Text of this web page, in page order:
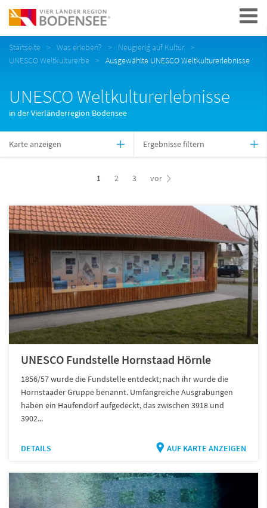
Navigation
Startseite Was erleben?
Neugierig auf Kultur
UNESCO Weltkulturerbe
Ausgewählte UNESCO Weltkulturerlebnisse
UNESCO Weltkulturerlebnisse
in der Vierländerregion Bodensee
Karte anzeigen Ergebnisse filtern
1 2 3 vor
UNESCO Fundstelle Hornstaad Hörnle
1856/57 wurde die Fundstelle entdeckt; nach ihr wurde die
Hornstaader Gruppe benannt. Umfangreiche Ausgrabungen
haben ein Haufendorf aufgedeckt, das zwischen 3918 und
3902...
DETAILS AUF KARTE ANZEIGEN